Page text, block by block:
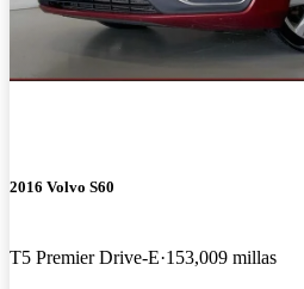
2016 Volvo S60
T5 Premier Drive-E 153,009 millas